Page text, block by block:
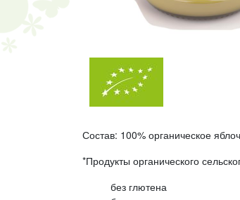
Состав: 100% органическое
*Продукты органического
без глютена